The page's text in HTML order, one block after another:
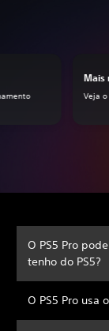
Mais
Veja
O PS5 Pro
tenho do PS5?
O PS5 Pro usa